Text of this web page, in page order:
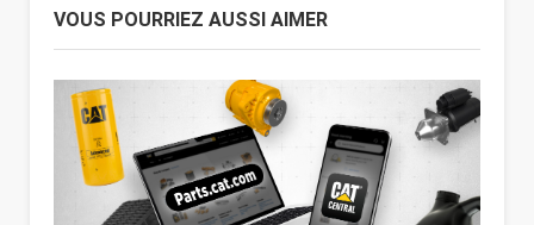
VOUS POURRIEZ AUSSI AIMER